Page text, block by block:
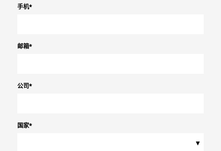
手机*
邮箱*
公司*
国家*
▾